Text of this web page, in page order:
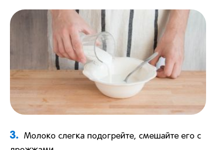
3.
Молоко слегка подогрейте, смешайте его с